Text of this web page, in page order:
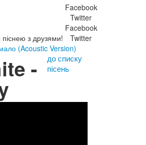
піснею з друзями!
Facebook
Twitter
Facebook
Twitter
(Acoustic Version)
-
до списку
пісень